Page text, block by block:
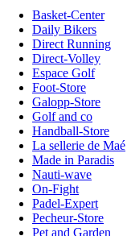
Basket-Center
Daily Bikers
Direct Running
Direct-Volley
Espace Golf
Foot-Store
Galopp-Store
Golf and co
Handball-Store
La sellerie de Maé
Made in Paradis
Nauti-wave
On-Fight
Padel-Expert
Pecheur-Store
Pet and Garden